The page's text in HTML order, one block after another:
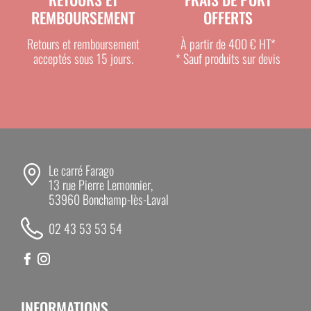
SURFACE PROTÉGÉE
Jusqu’à4 hectares
en configuration
RECOMMANDATION
Utiliser exclusivement du gaz propane.
Le Canon Bazooka DBS-E7 est reconnu pour
son efficacité afin de limiter les dégâts causés
par les oiseaux et autres animaux nuisibles
REMBOURSEMENT
Retours et remboursement
acceptés sous 15 jours.
OFFERTS
À partir de 400 € HT*
* Sauf produits sur devis
Le carré Farago
13 rue Pierre Lemonnier,
53960 Bonchamp-lès-Laval
02 43 53 53 54